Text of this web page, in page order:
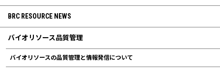
BRC RESOURCE NEWS
バイオリソース品質管理
バイオリソースの品質管理と情報発信について